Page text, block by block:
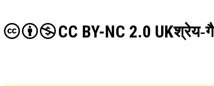
श्रेय-
CC BY-NC 2.0 UK